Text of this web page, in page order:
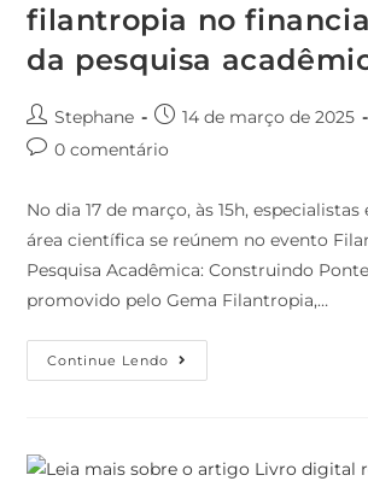
filantropia no
da pesquisa
Stephane 14 de março de 2025
0 comentário
No dia 17 de março, às 15h,
área científica se reúnem no evento
Pesquisa Acadêmica: Construindo
promovido pelo Gema Filantropia,…
Continue Lendo